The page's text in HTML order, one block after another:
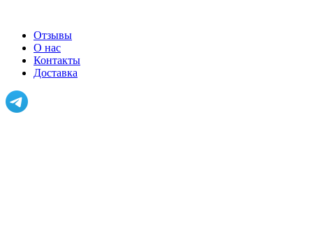
Отзывы
О нас
Контакты
Доставка